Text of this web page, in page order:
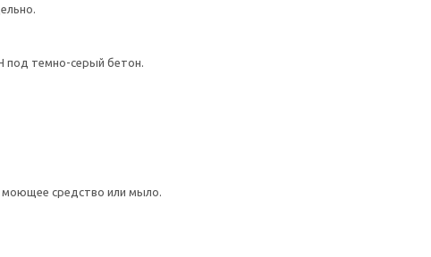
темно-серый бетон.
моющее средство или мыло.